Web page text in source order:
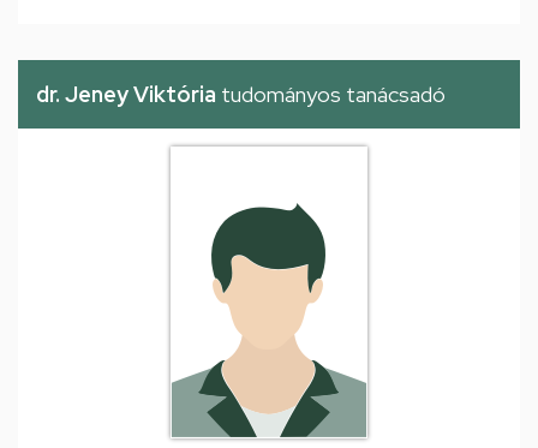
dr. Jeney Viktória tudományos tanácsadó